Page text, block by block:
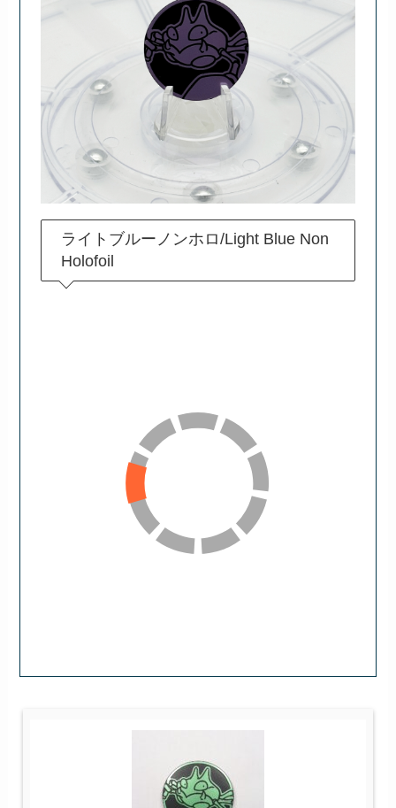
ライトブルーノンホロ/Light Blue Non
Holofoil